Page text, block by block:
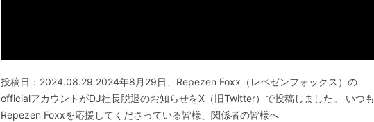
投稿日：2024.08.29 2024年8月29日、Repezen Foxx（レペゼンフォックス）の
officialアカウントがDJ社長脱退のお知らせをX（旧Twitter）で投稿しました。 いつも
Repezen Foxxを応援してくださっている皆様、関係者の皆様へ